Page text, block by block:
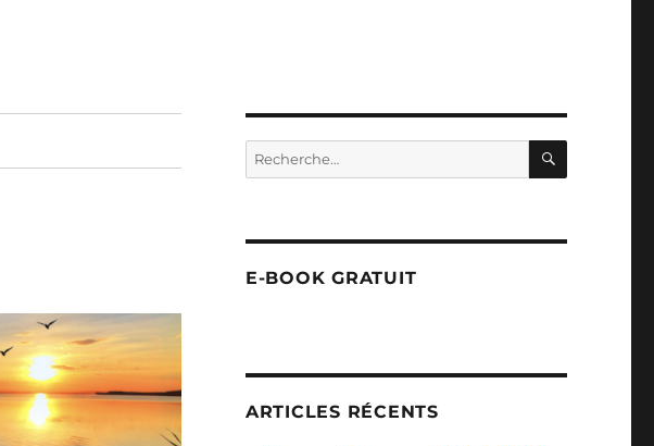
Recherche
pour :
E-BOOK GRATUIT
ARTICLES RÉCENTS